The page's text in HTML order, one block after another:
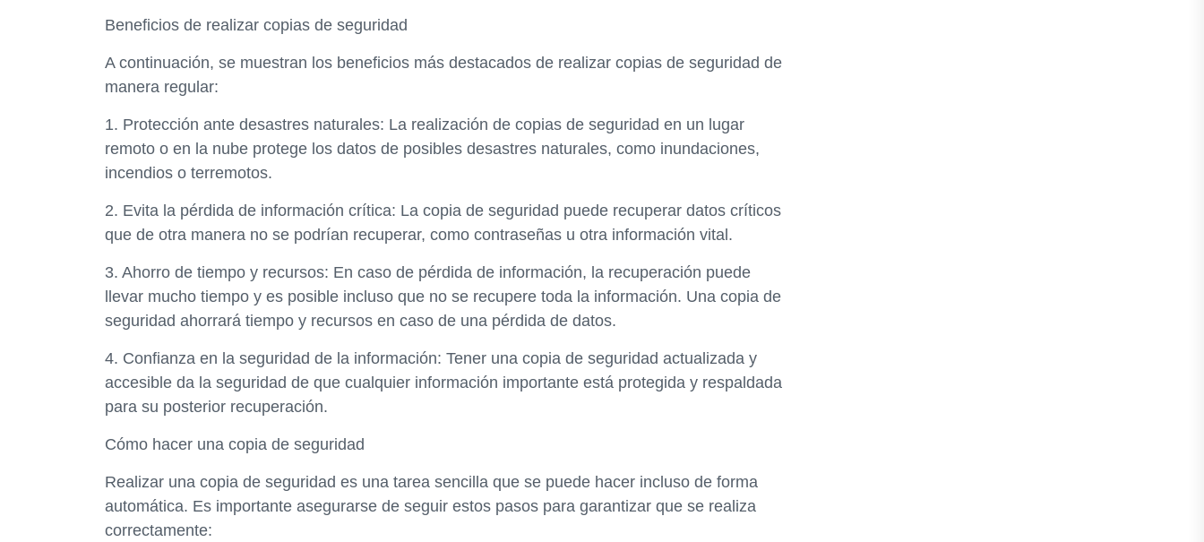
Beneficios de realizar copias de seguridad
A continuación, se muestran los beneficios más destacados de realizar copias de seguridad de
manera regular:
1. Protección ante desastres naturales: La realización de copias de seguridad en un lugar
remoto o en la nube protege los datos de posibles desastres naturales, como inundaciones,
incendios o terremotos.
2. Evita la pérdida de información crítica: La copia de seguridad puede recuperar datos críticos
que de otra manera no se podrían recuperar, como contraseñas u otra información vital.
3. Ahorro de tiempo y recursos: En caso de pérdida de información, la recuperación puede
llevar mucho tiempo y es posible incluso que no se recupere toda la información. Una copia de
seguridad ahorrará tiempo y recursos en caso de una pérdida de datos.
4. Confianza en la seguridad de la información: Tener una copia de seguridad actualizada y
accesible da la seguridad de que cualquier información importante está protegida y respaldada
para su posterior recuperación.
Cómo hacer una copia de seguridad
Realizar una copia de seguridad es una tarea sencilla que se puede hacer incluso de forma
automática. Es importante asegurarse de seguir estos pasos para garantizar que se realiza
correctamente: